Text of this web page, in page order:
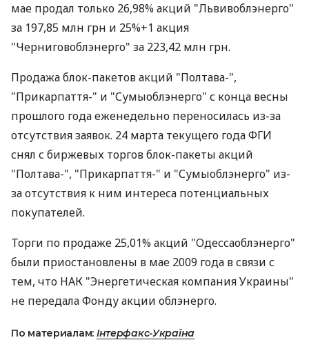
мае продал только 26,98% акций "Львивоблэнерго"
за 197,85 млн грн и 25%+1 акция
"Черниговоблэнерго" за 223,42 млн грн.
Продажа блок-пакетов акций "Полтава-",
"Прикарпаття-" и "Сумыоблэнерго" с конца весны
прошлого года еженедельно переносилась из-за
отсутствия заявок. 24 марта текущего года ФГИ
снял с биржевых торгов блок-пакеты акций
"Полтава-", "Прикарпаття-" и "Сумыоблэнерго" из-
за отсутствия к ним интереса потенциальных
покупателей.
Торги по продаже 25,01% акций "Одессаоблэнерго"
были приостановлены в мае 2009 года в связи с
тем, что НАК "Энергетическая компания Украины"
не передала Фонду акции облэнерго.
По материалам: Інтерфакс-Україна